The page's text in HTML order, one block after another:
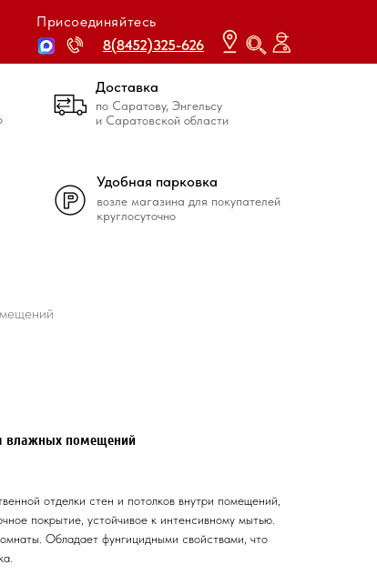
8(8452)325-626
8(8452)325-626
Присоединяйтесь
возле магазина для покупателей
круглосуточно
Удобная парковка
по Саратову, Энгельсу
и Саратовской области
Доставка
влажных помещений
отделки стен и потолков внутри помещений,
покрытие, устойчивое к интенсивному мытью.
Обладает фунгицидными свойствами, что